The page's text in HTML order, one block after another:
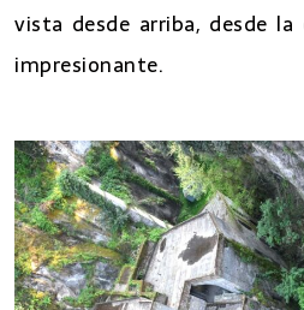
vista desde arriba, desde la
impresionante.